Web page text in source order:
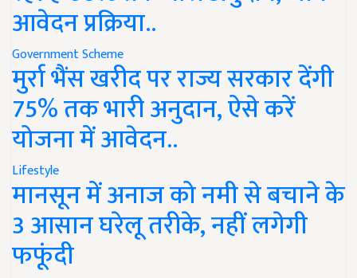
आवेदन प्रक्रिया..
Government Scheme
मुर्रा भैंस खरीद पर राज्य सरकार देंगी
75% तक भारी अनुदान, ऐसे करें
योजना में आवेदन..
Lifestyle
मानसून में अनाज को नमी से बचाने के
3 आसान घरेलू तरीके, नहीं लगेगी
फफूंदी